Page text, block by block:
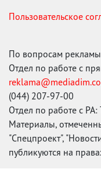
Пользовательское
По вопросам
Отдел по работе с
(044) 207-97-00
Отдел по работе с
Материалы,
"Спецпроект",
публикуются на